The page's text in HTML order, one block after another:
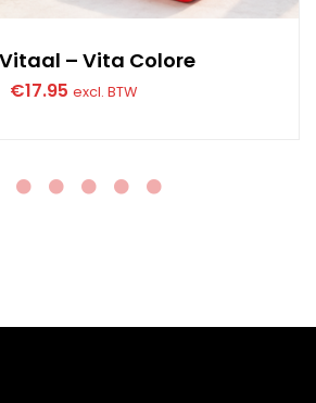
– Vita Colore
€17.95 excl. BTW